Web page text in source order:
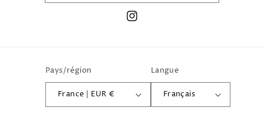
Instagram
Pays/région
France | EUR €
Langue
Français